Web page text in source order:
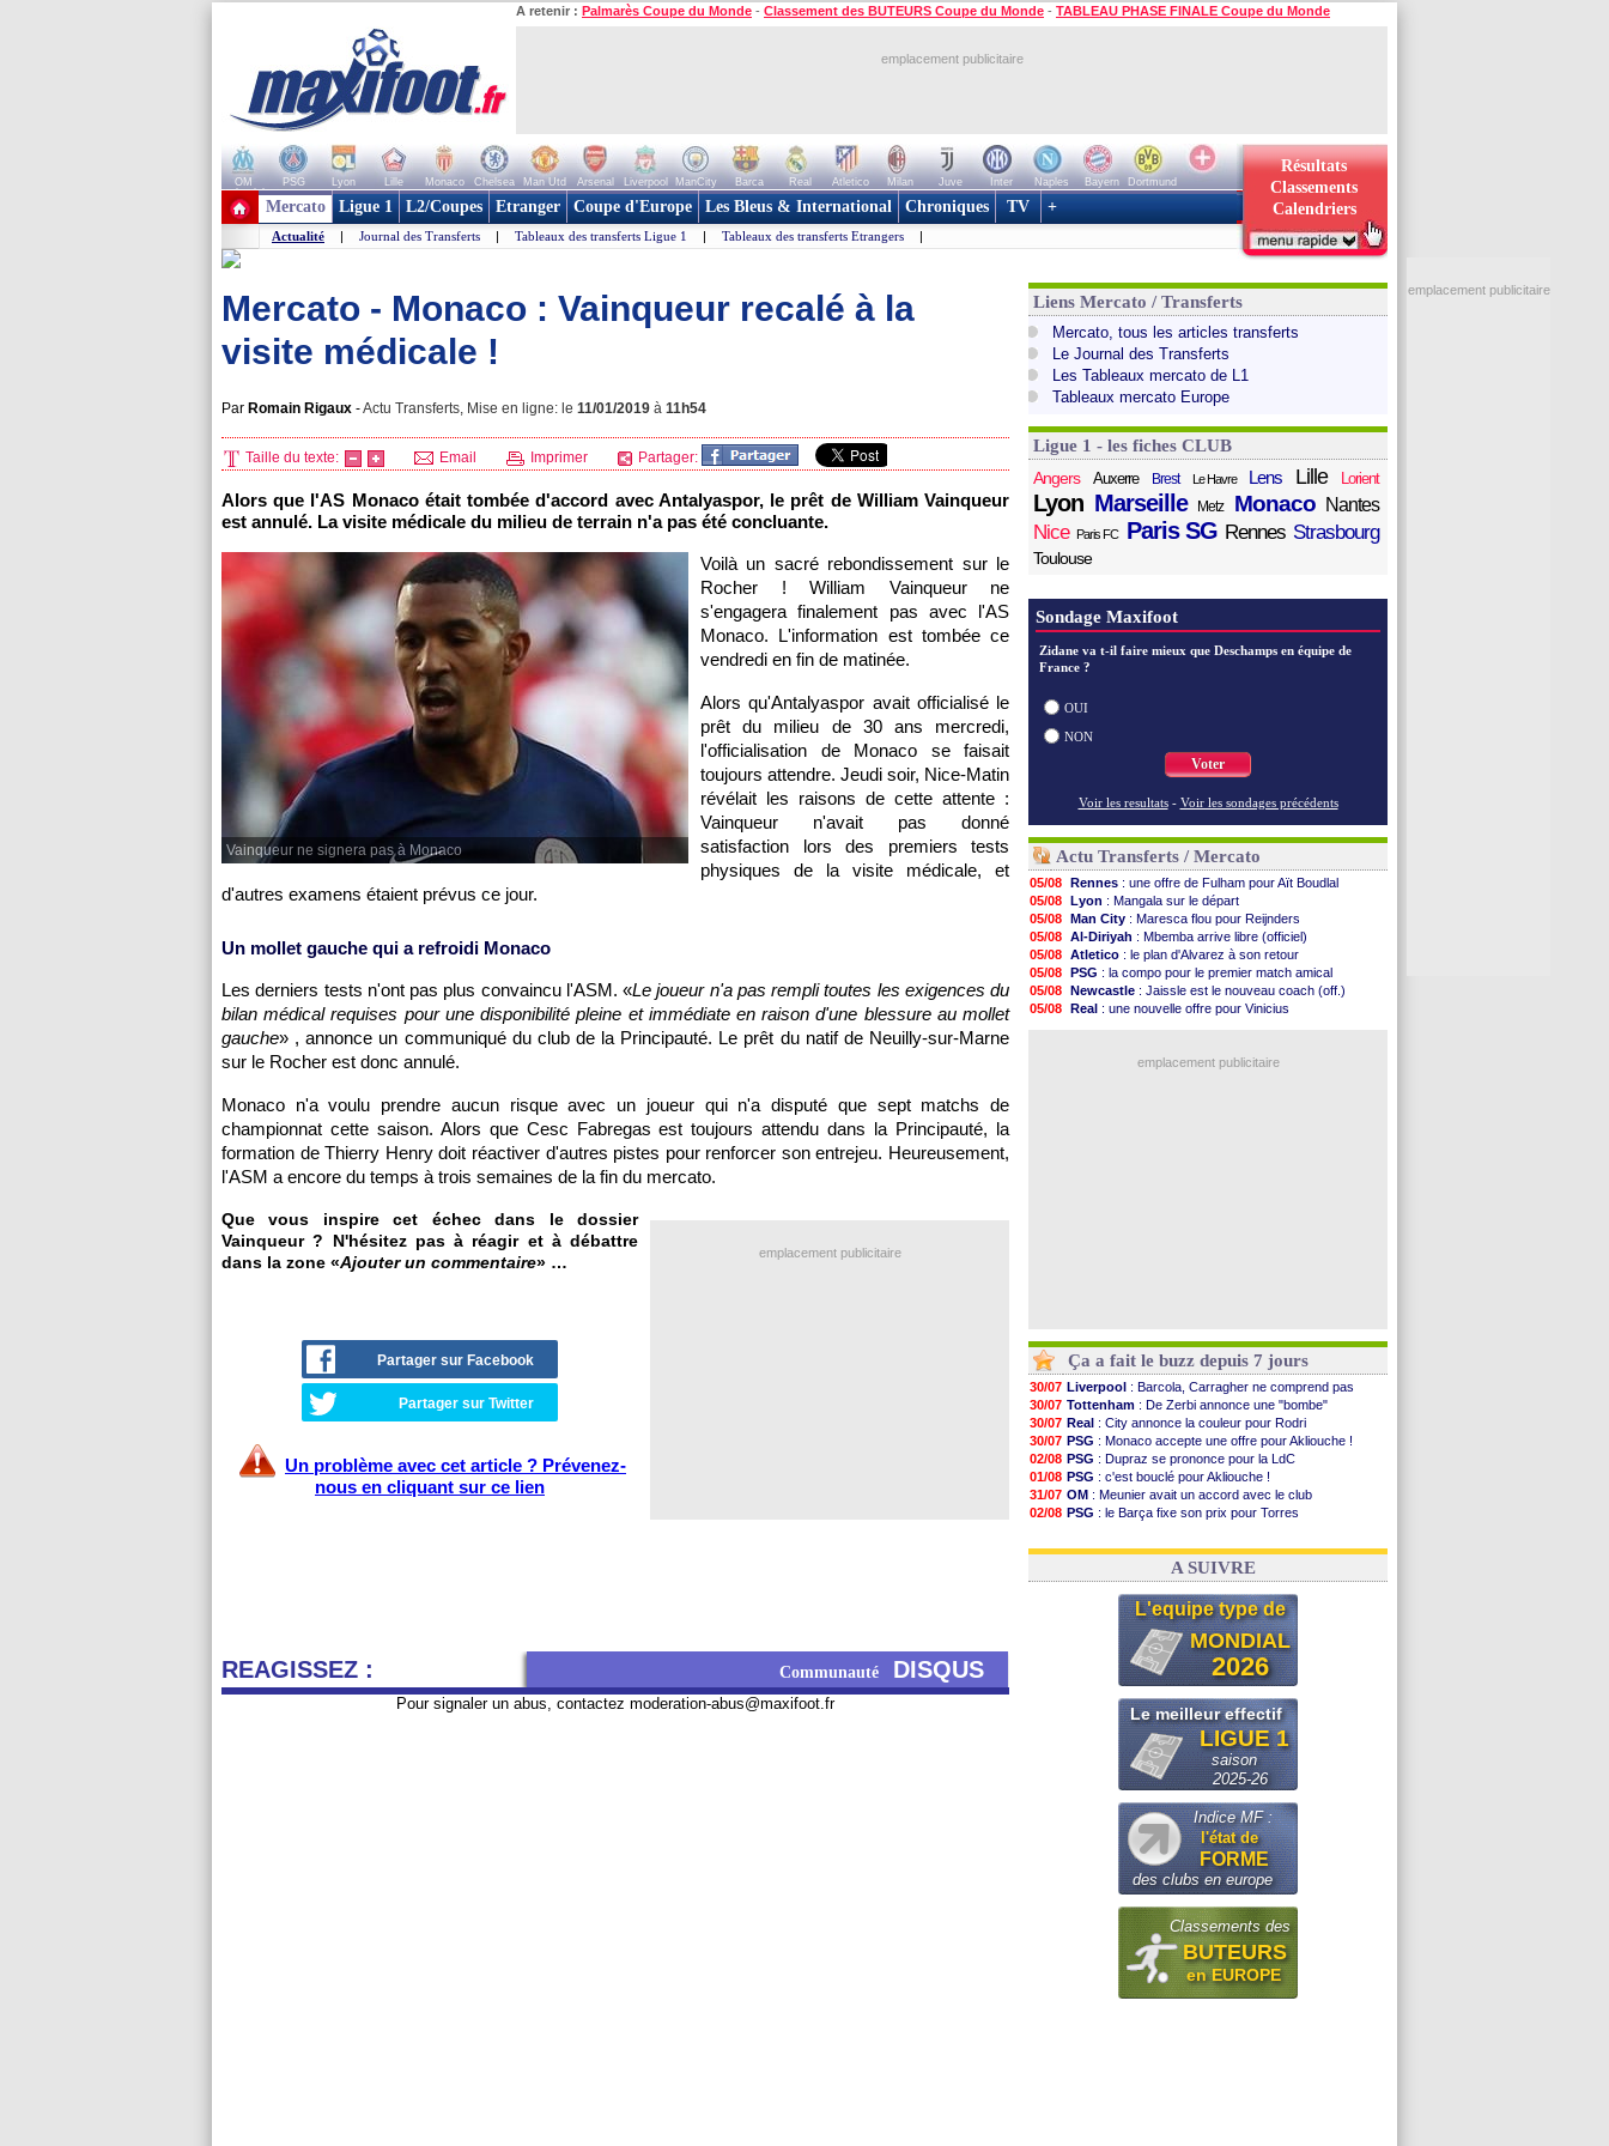
A retenir : Palmarès Coupe du Monde - Classement des BUTEURS Coupe du Monde - TABLEAU PHASE FINALE Coupe du Monde
emplacement publicitaire
OM PSG Lyon Lille Monaco Chelsea Man Utd Arsenal Liverpool ManCity Barca Real Atletico Milan Juve Inter Naples Bayern
Dortmund
+ de clubs
Résultats
Classements
Calendriers
Mercato Ligue 1 L2/Coupes Etranger Coupe d'Europe Les Bleus & International Chroniques TV +
Actualité | Journal des Transferts | Tableaux des transferts Ligue 1 | Tableaux des transferts Etrangers |
Mercato - Monaco : Vainqueur recalé à la
visite médicale !
Par Romain Rigaux -Actu Transferts, Mise en ligne: le 11/01/2019 à 11h54
Taille du texte: Email Imprimer Partager:
Alors que l'AS Monaco était tombée d'accord avec Antalyaspor, le prêt de William Vainqueur
est annulé. La visite médicale du milieu de terrain n'a pas été concluante.
Vainqueur ne signera pas à Monaco
Voilà un sacré rebondissement sur le
Rocher ! William Vainqueur ne
s'engagera finalement pas avec l'AS
Monaco. L'information est tombée ce
vendredi en fin de matinée.
Alors qu'Antalyaspor avait officialisé le
prêt du milieu de 30 ans mercredi,
l'officialisation de Monaco se faisait
toujours attendre. Jeudi soir, Nice-Matin
révélait les raisons de cette attente :
Vainqueur n'avait pas donné
satisfaction lors des premiers tests
physiques de la visite médicale, et
d'autres examens étaient prévus ce jour.
Un mollet gauche qui a refroidi Monaco
Les derniers tests n'ont pas plus convaincu l'ASM. «Le joueur n'a pas rempli toutes les exigences du
bilan médical requises pour une disponibilité pleine et immédiate en raison d'une blessure au mollet
gauche» , annonce un communiqué du club de la Principauté. Le prêt du natif de Neuilly-sur-Marne
sur le Rocher est donc annulé.
Monaco n'a voulu prendre aucun risque avec un joueur qui n'a disputé que sept matchs de
championnat cette saison. Alors que Cesc Fabregas est toujours attendu dans la Principauté, la
formation de Thierry Henry doit réactiver d'autres pistes pour renforcer son entrejeu. Heureusement,
l'ASM a encore du temps à trois semaines de la fin du mercato.
emplacement publicitaire
Que vous inspire cet échec dans le dossier
Vainqueur ? N'hésitez pas à réagir et à débattre
dans la zone «Ajouter un commentaire» …
Partager sur Facebook
Partager sur Twitter
Un problème avec cet article ? Prévenez-
nous en cliquant sur ce lien
REAGISSEZ : Communauté DISQUS
Pour signaler un abus, contactez moderation-abus@maxifoot.fr
Liens Mercato / Transferts
Mercato, tous les articles transferts
Le Journal des Transferts
Les Tableaux mercato de L1
Tableaux mercato Europe
Ligue 1 - les fiches CLUB
Angers
Auxerre Brest Le Havre Lens Lille Lorient
Lyon Marseille Metz Monaco Nantes
Nice Paris FC Paris SG Rennes Strasbourg
Toulouse
Sondage Maxifoot
Zidane va t-il faire mieux que Deschamps en équipe de
France ?
OUI
NON
Voter
Voir les resultats - Voir les sondages précédents
Actu Transferts / Mercato
05/08 Rennes : une offre de Fulham pour Aït Boudlal
05/08 Lyon : Mangala sur le départ
05/08 Man City : Maresca flou pour Reijnders
05/08 Al-Diriyah : Mbemba arrive libre (officiel)
05/08 Atletico : le plan d'Alvarez à son retour
05/08 PSG : la compo pour le premier match amical
05/08 Newcastle : Jaissle est le nouveau coach (off.)
05/08 Real : une nouvelle offre pour Vinicius
: Diomandé arrive pour 140 M€ !
emplacement publicitaire
Ça a fait le buzz depuis 7 jours
30/07 Liverpool : Barcola, Carragher ne comprend pas
30/07 Tottenham : De Zerbi annonce une "bombe"
30/07 Real : City annonce la couleur pour Rodri
30/07 PSG : Monaco accepte une offre pour Akliouche !
02/08 PSG : Dupraz se prononce pour la LdC
01/08 PSG : c'est bouclé pour Akliouche !
31/07 OM : Meunier avait un accord avec le club
02/08 PSG : le Barça fixe son prix pour Torres
01/08 Barça: Torres souhaite rejoindre le PSG !
A SUIVRE
L'equipe type de
MONDIAL
2026
Le meilleur effectif
LIGUE 1
saison
2025-26
Indice MF :
l'état de
FORME
des clubs en europe
Classements des
BUTEURS
en EUROPE
emplacement publicitaire